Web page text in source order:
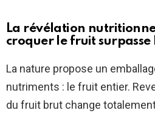
La révélation
croquer le fruit surpasse
La nature propose un
nutriments : le fruit entier.
du fruit brut change